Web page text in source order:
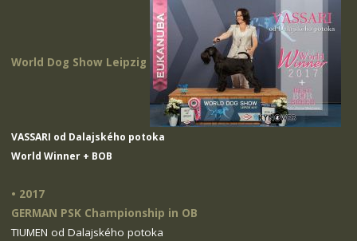
World Dog Show Leipzig
VASSARI od Dalajského potoka
World Winner + BOB
• 2017
GERMAN PSK Championship in OB
TIUMEN od Dalajského potoka